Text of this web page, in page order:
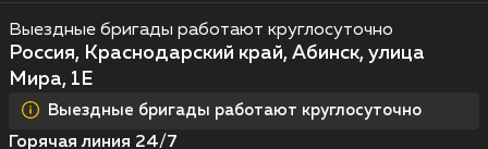
Выездные бригады работают круглосуточно
Россия, Краснодарский край, Абинск, улица
Мира, 1Е
Выездные бригады работают круглосуточно
Горячая линия 24/7